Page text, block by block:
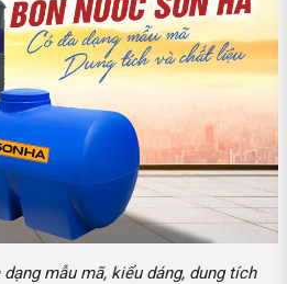
mẫu mã, kiểu dáng, dung tích